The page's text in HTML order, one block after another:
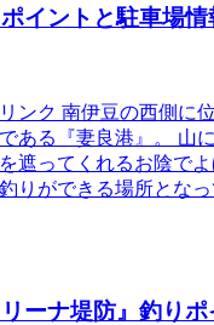
イントと駐車場
ンク 南伊豆の西側に
ある『妻良港』。 山
遮ってくれるお陰で
りができる場所とな
ーナ堤防』釣りポ